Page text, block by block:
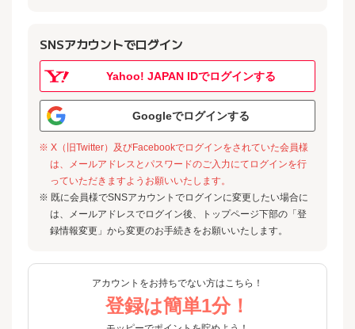
SNSアカウントでログイン
Yahoo! JAPAN IDでログインする
Googleでログインする
※ X（旧Twitter）及びFacebookでログインをされていた会員様
は、メールアドレスとパスワードのご入力にてログインを行
っていただきますようお願いいたします。
※ 既に会員様でSNSアカウントでログインに変更したい場合に
は、メールアドレスでログイン後、トップページ下部の「登
録情報変更」から変更のお手続きをお願いいたします。
アカウントをお持ちでない方はこちら！
登録は簡単1分！